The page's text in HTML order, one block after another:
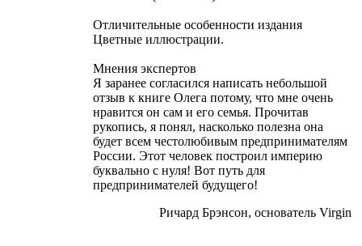
Отличительные особенности издания
Цветные иллюстрации.
Мнения экспертов
Я заранее согласился написать небольшой
отзыв к книге Олега потому, что мне очень
нравится он сам и его семья. Прочитав
рукопись, я понял, насколько полезна она
будет всем честолюбивым предпринимателям
России. Этот человек построил империю
буквально с нуля! Вот путь для
предпринимателей будущего!
Ричард Брэнсон, основатель Virgin